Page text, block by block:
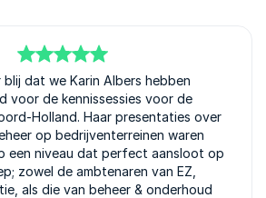
blij dat we Karin Albers hebben
voor de kennissessies voor de
Holland. Haar presentaties over
op bedrijventerreinen waren
een niveau dat perfect aansloot op
zowel de ambtenaren van EZ,
als die van beheer & onderhoud